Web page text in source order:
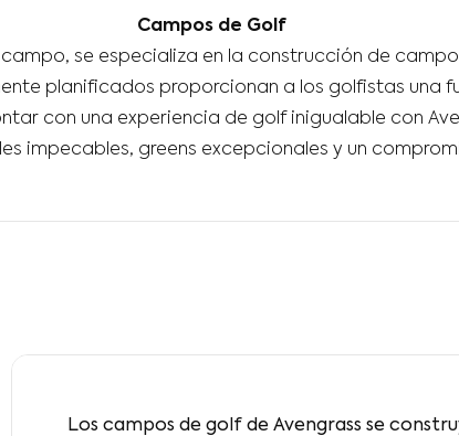
Campos de Golf
se especializa en la construcción de
planificados proporcionan a los golfistas una
con una experiencia de golf inigualable con
impecables, greens excepcionales y un
Los campos de golf de Avengrass se